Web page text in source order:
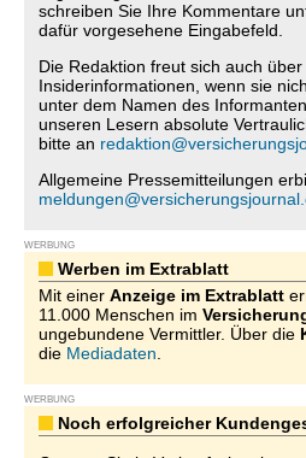
schreiben Sie Ihre Kommentare
dafür vorgesehene Eingabefeld.
Die Redaktion freut sich auch
Insiderinformationen, wenn sie
unter dem Namen des
unseren Lesern absolute
bitte an
Allgemeine Pressemitteilungen
WERBUNG
Werben im Extrablatt
Mit einer Anzeige im Extrablatt
11.000 Menschen im
ungebundene Vermittler. Über die
die Mediadaten
WERBUNG
Noch erfolgreicher